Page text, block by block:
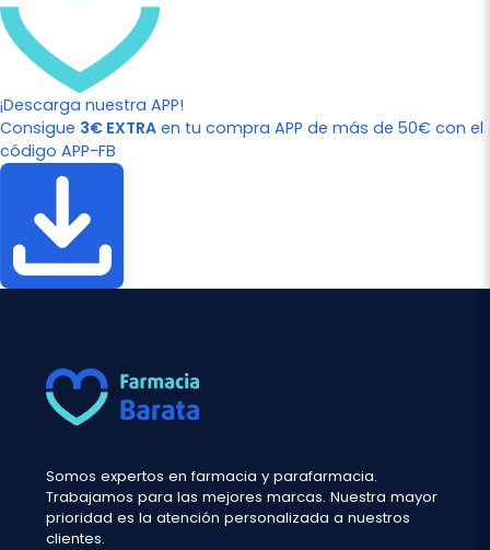
¡Descarga nuestra APP!
Consigue 3€ EXTRA en tu compra APP de más de 50€ con el
código APP-FB
Somos expertos en farmacia y parafarmacia.
Trabajamos para las mejores marcas. Nuestra mayor
prioridad es la atención personalizada a nuestros
clientes.